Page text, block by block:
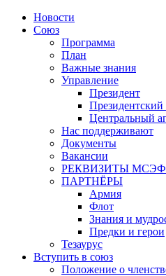
Новости
Союз
Программа
План
Важные знания
Управление
Президент
Президентский
Центральный
Нас поддерживают
Документы
Вакансии
РЕКВИЗИТЫ МСЭФ
ПАРТНЁРЫ
Армия
Флот
Знания и
Предки и герои
Тезаурус
Вступить в союз
Положение о